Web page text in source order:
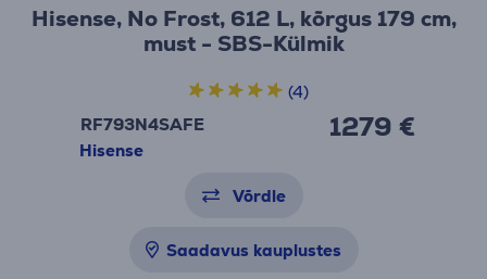
Hisense, No Frost, 612 L, kõrgus 179 cm,
must - SBS-Külmik
RF793N4SAFE
Hisense
1279 €
(4)
Võrdle
Saadavus kauplustes